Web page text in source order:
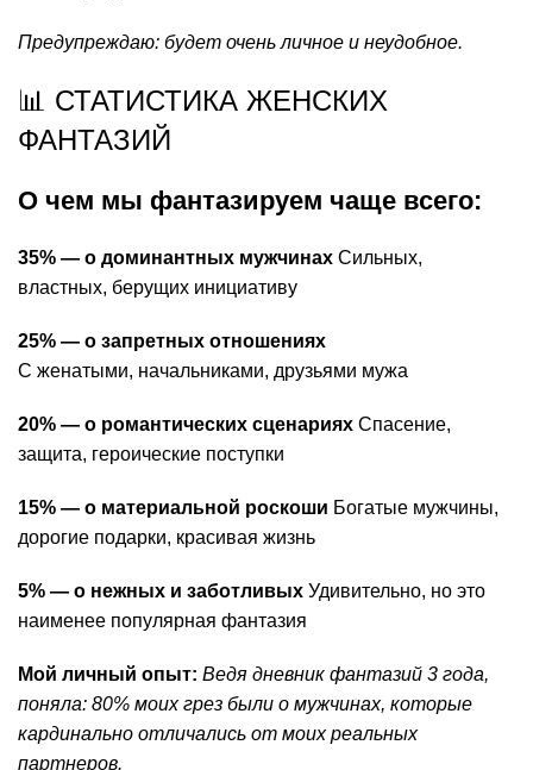
Предупреждаю: будет очень личное и неудобное.
📊 СТАТИСТИКА ЖЕНСКИХ
ФАНТАЗИЙ
О чем мы фантазируем чаще всего:
35% — о доминантных мужчинах Сильных,
властных, берущих инициативу
25% — о запретных отношениях
С женатыми, начальниками, друзьями мужа
20% — о романтических сценариях Спасение,
защита, героические поступки
15% — о материальной роскоши Богатые мужчины,
дорогие подарки, красивая жизнь
5% — о нежных и заботливых Удивительно, но это
наименее популярная фантазия
Мой личный опыт: Ведя дневник фантазий 3 года,
поняла: 80% моих грез были о мужчинах, которые
кардинально отличались от моих реальных
партнеров.